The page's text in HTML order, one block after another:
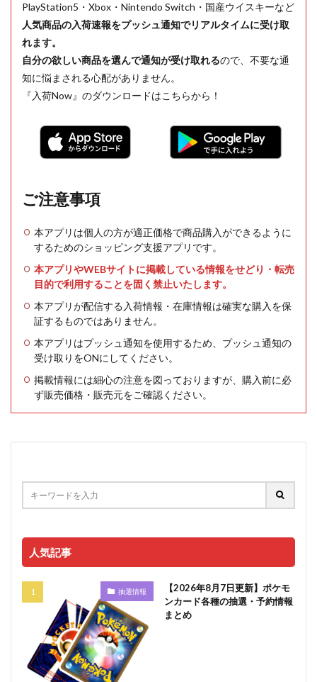
PlayStation5・Xbox・Nintendo Switch・国産ウイスキーなど
人気商品の入荷速報をプッシュ通知でリアルタイムに受け取
れます。
自分の欲しい商品を選んで通知が受け取れるので、不要な通
知に悩まされる心配がありません。
『入荷Now』のダウンロードはこちらから！
ご注意事項
本アプリは個人の方が適正価格で商品購入ができるように
するためのショッピング支援アプリです。
本アプリやWEBサイトに掲載している情報をせどり・転売
目的で利用することを固く禁止いたします。
本アプリが配信する入荷情報・在庫情報は確実な購入を保
証するものではありません。
本アプリはプッシュ通知を使用するため、プッシュ通知の
受け取りをONにしてください。
掲載情報には細心の注意を図っておりますが、購入前に必
ず販売価格・販売元をご確認ください。
人気記事
抽選情報
【2026年8月7日更新】ポケモ
ンカード各種の抽選・予約情報
まとめ